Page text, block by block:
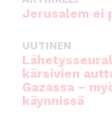
Jerusalem ei
UUTINEN
kärsivien
Gazassa –
käynnissä